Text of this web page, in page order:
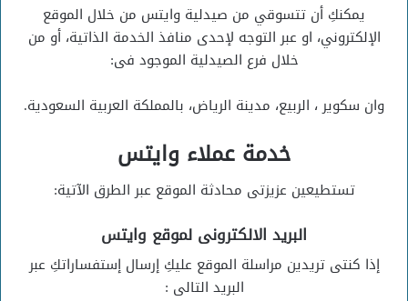
يمكنكِ أن تتسوقي من صيدلية وايتس من خلال الموقع
الإلكتروني، او عبر التوجه لإحدى منافذ الخدمة الذاتية، أو من
خلال فرع الصيدلية الموجود فى:
وان سكوير ، الربيع، مدينة الرياض، بالمملكة العربية السعودية.
خدمة عملاء وايتس
تستطيعين عزيزتى محادثة الموقع عبر الطرق الآتية:
البريد الالكترونى لموقع وايتس
إذا كنتى تريدين مراسلة الموقع عليكِ إرسال إستفساراتكِ عبر
البريد التالى :